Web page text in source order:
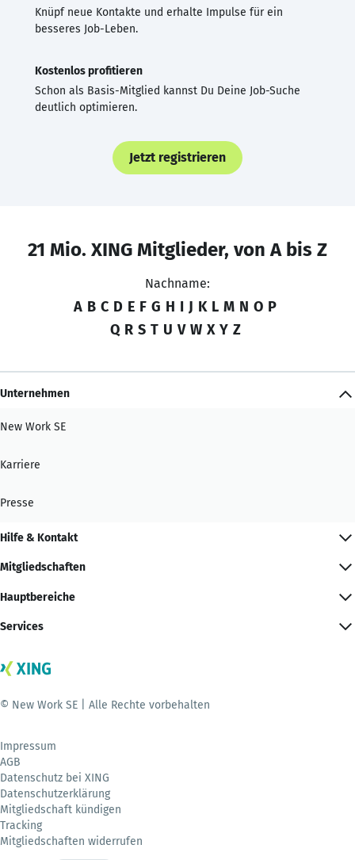
Knüpf neue Kontakte und erhalte Impulse für ein
besseres Job-Leben.
Kostenlos profitieren
Schon als Basis-Mitglied kannst Du Deine Job-Suche
deutlich optimieren.
Jetzt registrieren
21 Mio. XING Mitglieder, von A bis Z
Nachname:
A B C D E F G H I J K L M N O P
Q R S T U V W X Y Z
Unternehmen
New Work SE
Karriere
Presse
Hilfe & Kontakt
Mitgliedschaften
Hauptbereiche
Services
© New Work SE | Alle Rechte vorbehalten
Impressum
AGB
Datenschutz bei XING
Datenschutzerklärung
Mitgliedschaft kündigen
Tracking
Mitgliedschaften widerrufen